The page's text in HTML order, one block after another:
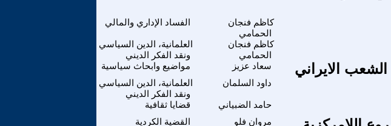
الفساد الإداري والمالي
كاظم فنجان
الحمامي
العلمانية، الدين السياسي
ونقد الفكر الديني
كاظم فنجان
الحمامي
مواضيع وابحاث سياسية سعاد عزيز الايراني
العلمانية، الدين السياسي
ونقد الفكر الديني
داود السلمان
قضايا ثقافية حامد الضبياني
القضية الكردية
مروان فلو